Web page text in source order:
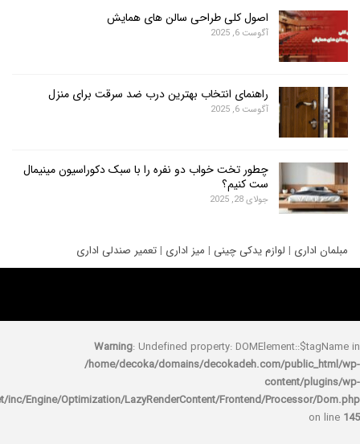
اصول کلی طراحی سالن های همایش
آگوست 6, 2025
راهنمای انتخاب بهترین درب ضد سرقت برای منزل
آگوست 6, 2025
چطور تخت خواب دو نفره را با سبک دکوراسیون مینیمال
ست کنیم؟
جولای 28, 2025
|لوازم یدکی چینی|میز اداری| تعمیر صندلی اداری
Warning: Undefined property:
/home/decoka/domains/decokadeh.com/
rocket/inc/Engine/Optimization/LazyRenderContent/Frontend/